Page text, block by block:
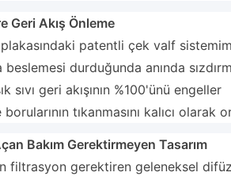
Geri Akış Önleme
patentli çek valf
beslemesi durduğunda anında
sıvı geri akışının %100'ünü engeller
borularının tıkanmasını kalıcı olarak
Bakım Gerektirmeyen Tasarım
filtrasyon gerektiren geleneksel